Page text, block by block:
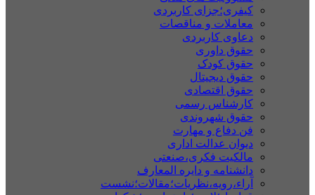
کیفری؛جزای کاربردی
معاملات و مناقصات
دعاوی کاربردی
حقوق داوری
حقوق کودک
حقوق دیجیتال
حقوق اقتصادی
کارشناس رسمی
حقوق شهروندی
فن دفاع و مهارت
دیوان عدالت اداری
مالکیت فکری،صنعتی
دانشنامه و دایره المعارف
آراء،رویه،نظریات؛مقالات؛نشست